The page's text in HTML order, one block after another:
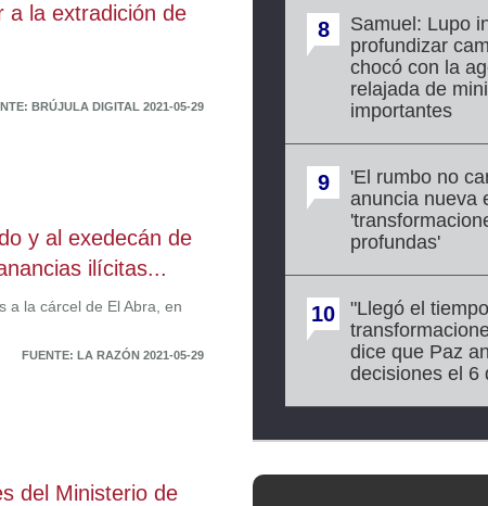
a la extradición de
BRÚJULA DIGITAL 2021-05-29
y al exedecán de
ilícitas...
a la cárcel de El Abra, en
FUENTE: LA RAZÓN 2021-05-29
del Ministerio de
8
Samuel: Lupo
profundizar
chocó con la
relajada de
importantes
9
'El rumbo no
anuncia nueva
profundas'
10
"Llegó el
dice que Paz
decisiones el 6